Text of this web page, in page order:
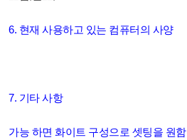
6. 현재 사용하고 있는 컴퓨터의 사양
7. 기타 사항
가능 하면 화이트 구성으로 셋팅을 원함